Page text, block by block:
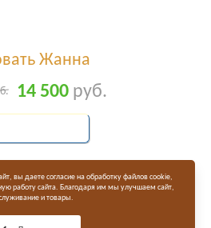
Жанна
14 500 руб.
вы даете согласие на обработку файлов cookie,
работу сайта. Благодаря им мы улучшаем сайт,
и товары.